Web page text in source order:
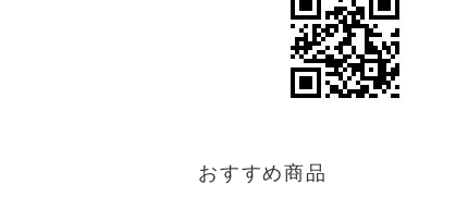
おすすめ商品